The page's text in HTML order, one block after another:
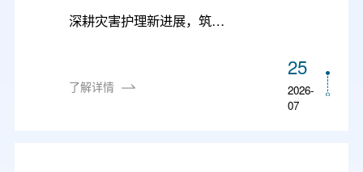
深耕灾害护理新进展，筑牢应急救治防护网——我市成功举办灾害护理新进展继续教育学习班
了解详情
25
2026-
07